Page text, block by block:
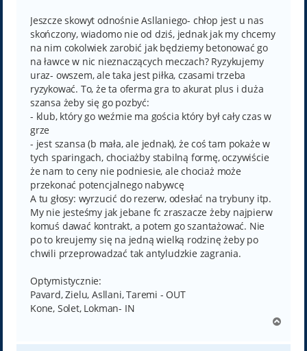
Jeszcze skowyt odnośnie Asllaniego- chłop jest u nas
skończony, wiadomo nie od dziś, jednak jak my chcemy
na nim cokolwiek zarobić jak będziemy betonować go
na ławce w nic nieznaczących meczach? Ryzykujemy
uraz- owszem, ale taka jest piłka, czasami trzeba
ryzykować. To, że ta oferma gra to akurat plus i duża
szansa żeby się go pozbyć:
- klub, który go weźmie ma gościa który był cały czas w
grze
- jest szansa (b mała, ale jednak), że coś tam pokaże w
tych sparingach, chociażby stabilną formę, oczywiście
że nam to ceny nie podniesie, ale chociaż może
przekonać potencjalnego nabywcę
A tu głosy: wyrzucić do rezerw, odesłać na trybuny itp.
My nie jesteśmy jak jebane fc zraszacze żeby najpierw
komuś dawać kontrakt, a potem go szantażować. Nie
po to kreujemy się na jedną wielką rodzinę żeby po
chwili przeprowadzać tak antyludzkie zagrania.
Optymistycznie:
Pavard, Zielu, Asllani, Taremi - OUT
Kone, Solet, Lokman- IN
g